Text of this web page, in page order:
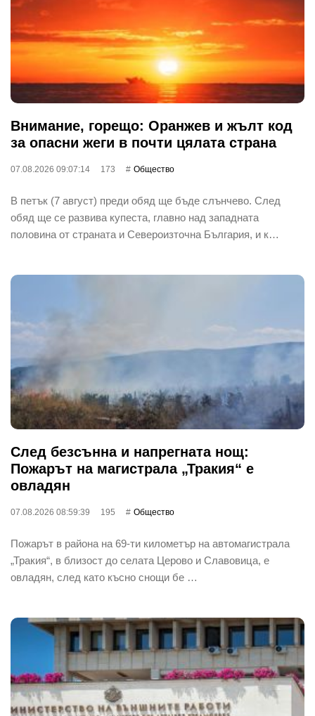
Внимание, горещо: Оранжев и жълт код
за опасни жеги в почти цялата страна
07.08.2026 09:07:14 173 Общество
В петък (7 август) преди обяд ще бъде слънчево. След
обяд ще се развива купеста, главно над западната
половина от страната и Североизточна България, и к…
След безсънна и напрегната нощ:
Пожарът на магистрала „Тракия“ е
овладян
07.08.2026 08:59:39 195 Общество
Пожарът в района на 69-ти километър на автомагистрала
„Тракия“, в близост до селата Церово и Славовица, е
овладян, след като късно снощи бе …